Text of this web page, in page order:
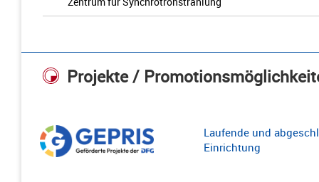
Projekte /
Laufende und
Einrichtung